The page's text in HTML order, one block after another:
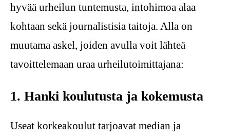
hyvää urheilun tuntemusta, intohimoa alaa
kohtaan sekä journalistisia taitoja. Alla on
muutama askel, joiden avulla voit lähteä
tavoittelemaan uraa urheilutoimittajana:
1. Hanki koulutusta ja kokemusta
Useat korkeakoulut tarjoavat median ja